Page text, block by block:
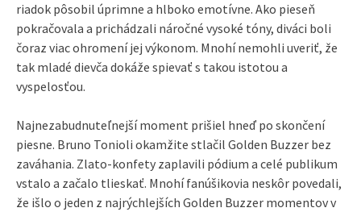
riadok pôsobil úprimne a hlboko emotívne. Ako pieseň
pokračovala a prichádzali náročné vysoké tóny, diváci boli
čoraz viac ohromení jej výkonom. Mnohí nemohli uveriť, že
tak mladé dievča dokáže spievať s takou istotou a
vyspelosťou.
Najnezabudnuteľnejší moment prišiel hneď po skončení
piesne. Bruno Tonioli okamžite stlačil Golden Buzzer bez
zaváhania. Zlato-konfety zaplavili pódium a celé publikum
vstalo a začalo tlieskať. Mnohí fanúšikovia neskôr povedali,
že išlo o jeden z najrýchlejších Golden Buzzer momentov v